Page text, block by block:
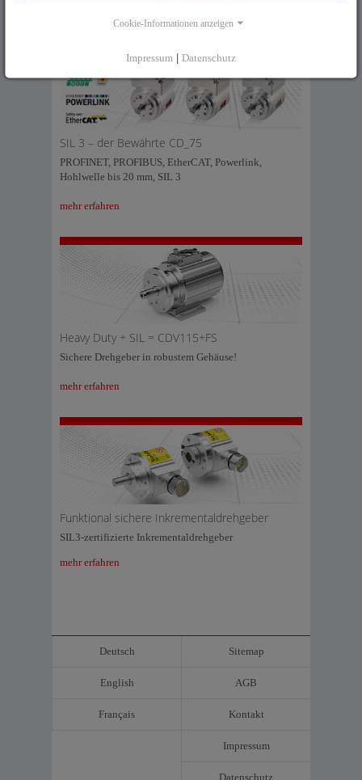
SIL 3 – der Bewährte CD_75
PROFINET, PROFIBUS, EtherCAT, Powerlink,
Hohlwelle bis 20 mm, SIL 3
mehr erfahren
Heavy Duty + SIL = CDV115+FS
Sichere Drehgeber in robustem Gehäuse!
mehr erfahren
Funktional sichere Inkrementaldrehgeber
SIL3-zertifizierte Inkrementaldrehgeber
mehr erfahren
Deutsch
English
Français
Sitemap
AGB
Kontakt
Impressum
Datenschutz
Cookie-Informationen anzeigen
Impressum | Datenschutz